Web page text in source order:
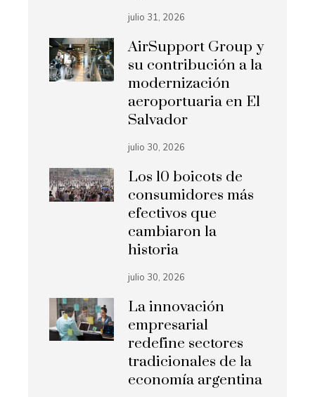
julio 31, 2026
AirSupport Group y
su contribución a la
modernización
aeroportuaria en El
Salvador
julio 30, 2026
Los 10 boicots de
consumidores más
efectivos que
cambiaron la
historia
julio 30, 2026
La innovación
empresarial
redefine sectores
tradicionales de la
economía argentina